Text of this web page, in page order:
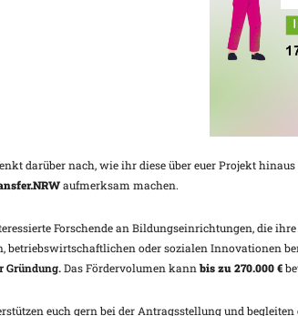
darüber nach, wie ihr diese über euer Projekt
aufmerksam machen.
Forschende an Bildungseinrichtungen, die
betriebswirtschaftlichen oder sozialen Innovationen
Gründung.Das Fördervolumen kannbis zu 270.000 €
euch gern bei der Antragsstellung und begleiten